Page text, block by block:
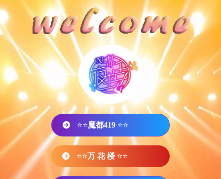
⭐⭐魔都419 ⭐⭐
⭐⭐万 花 楼 ⭐⭐